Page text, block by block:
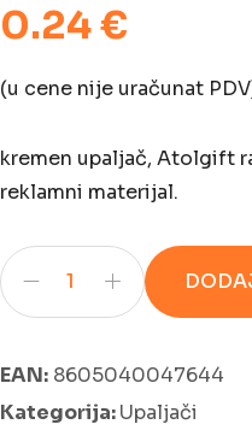
0.24 €
(u cene nije uračunat
kremen upaljač, Atolgift
reklamni materijal.
EAN: 8605040047644
Kategorija:Upaljači